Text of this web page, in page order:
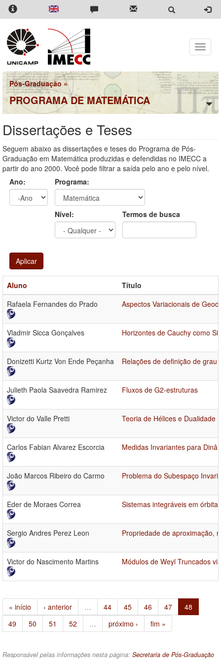
Pular
para
conteúdo
principal
Toggle
Pós-Graduação »
PROGRAMA DE MATEMÁTICA
Dissertações e Teses
Seguem abaixo as dissertações e teses do Programa de Pós-
Graduação em Matemática produzidas e defendidas no IMECC a
partir do ano 2000. Você pode filtrar a saída pelo ano e pelo nível.
Ano:
Programa:
Nível: Termos de busca
Aplicar
Aluno
Título
Rafaela Fernandes do Prado
Aspectos Variacionais de
Vladmir Sicca Gonçalves Horizontes de Cauchy como
Donizetti Kurtz Von Ende Peçanha Relações de definição de
Julieth Paola Saavedra Ramirez Fluxos de G2-estruturas
Victor do Valle Pretti Teoria de Hélices e Dualidade
Carlos Fabian Alvarez Escorcia Medidas Invariantes para
João Marcos Ribeiro do Carmo Problema do Subespaço
Eder de Moraes Correa Sistemas integráveis em
Sergio Andres Perez Leon Propriedade de aproximação,
Victor do Nascimento Martins Módulos de Weyl Truncados
« início ‹ anterior … 44 45 46 47
48
49
50 51 52 … próximo › fim »
Responsável pelas informações nesta página: Secretaria de Pós-Graduação